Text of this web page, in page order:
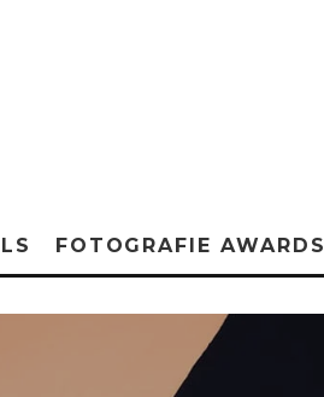
FOTOGRAFIE AWARDS